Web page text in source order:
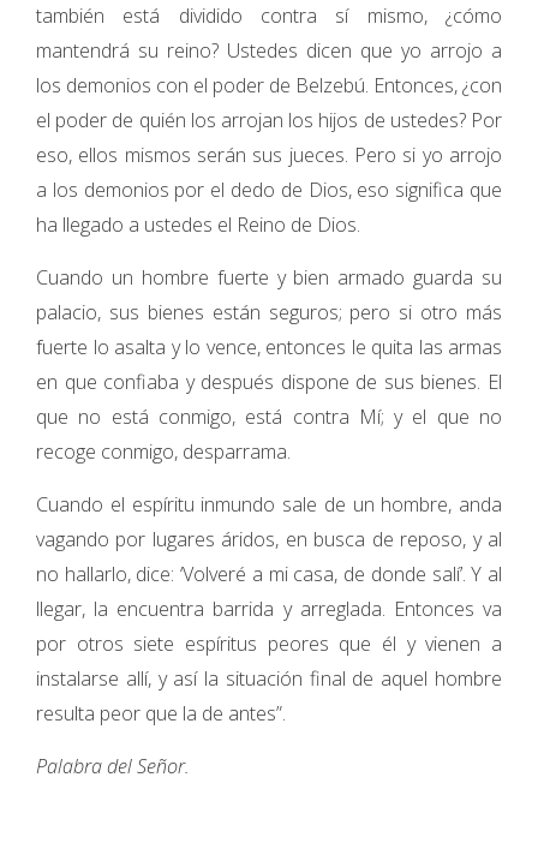
también está dividido contra sí mismo, ¿cómo
mantendrá su reino? Ustedes dicen que yo arrojo a
los demonios con el poder de Belzebú. Entonces, ¿con
el poder de quién los arrojan los hijos de ustedes? Por
eso, ellos mismos serán sus jueces. Pero si yo arrojo
a los demonios por el dedo de Dios, eso significa que
ha llegado a ustedes el Reino de Dios.
Cuando un hombre fuerte y bien armado guarda su
palacio, sus bienes están seguros; pero si otro más
fuerte lo asalta y lo vence, entonces le quita las armas
en que confiaba y después dispone de sus bienes. El
que no está conmigo, está contra Mí; y el que no
recoge conmigo, desparrama.
Cuando el espíritu inmundo sale de un hombre, anda
vagando por lugares áridos, en busca de reposo, y al
no hallarlo, dice: ‘Volveré a mi casa, de donde salí’. Y al
llegar, la encuentra barrida y arreglada. Entonces va
por otros siete espíritus peores que él y vienen a
instalarse allí, y así la situación final de aquel hombre
resulta peor que la de antes”.
Palabra del Señor.